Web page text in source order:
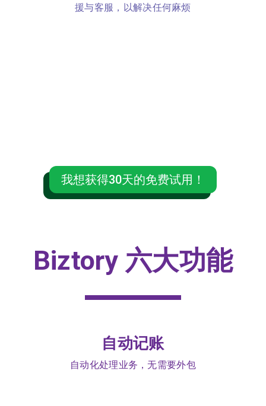
援与客服，以解决任何麻烦
我想获得30天的免费试用！
Biztory 六大功能
自动记账
自动化处理业务，无需要外包